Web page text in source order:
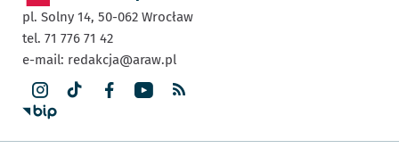
pl. Solny 14, 50-062 Wrocław
tel. 71 776 71 42
e-mail: redakcja@araw.pl